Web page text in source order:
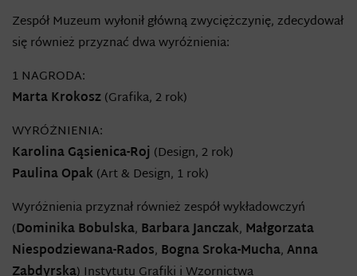
Zespół Muzeum wyłonił główną zwyciężczynię, zdecydował
się również przyznać dwa wyróżnienia:
1 NAGRODA:
Marta Krokosz(Grafika, 2 rok)
WYRÓŻNIENIA:
Karolina Gąsienica-Roj (Design, 2 rok)
Paulina Opak(Art & Design, 1 rok)
Wyróżnienia przyznał również zespół wykładowczyń
(Dominika Bobulska, Barbara Janczak, Małgorzata
Niespodziewana-Rados, Bogna Sroka-Mucha,Anna